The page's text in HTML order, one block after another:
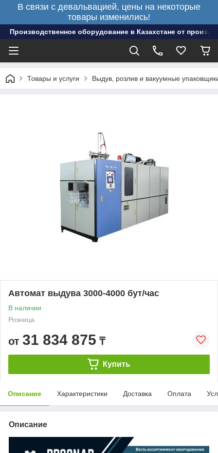
В связи с девальвацией, цены на некоторые
товары изменились!
Производственное оборудование в Казахстане от
Товары и услуги Выдув, розлив и вакуумные
Автомат выдува 3000-4000 бут/час
В наличии
Розница
от 31 834 875 ₸
Купить
Описание Характеристики Доставка Оплата
Описание